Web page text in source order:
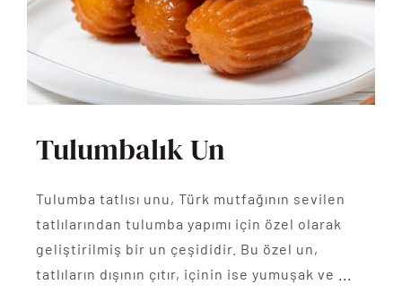
Tulumbalık Un
Tulumba tatlısı unu, Türk mutfağının sevilen
tatlılarından tulumba yapımı için özel olarak
geliştirilmiş bir un çeşididir. Bu özel un,
tatlıların dışının çıtır, içinin ise yumuşak ve